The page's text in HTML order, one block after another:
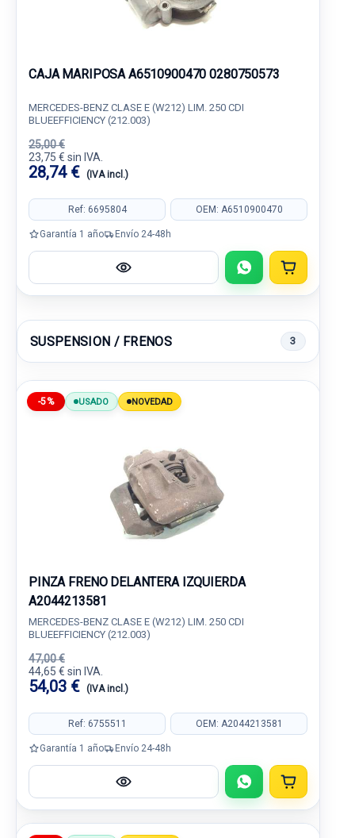
CAJA MARIPOSA A6510900470 0280750573
MERCEDES-BENZ CLASE E (W212) LIM. 250 CDI
BLUEEFFICIENCY (212.003)
25,00 €
23,75 € sin IVA.
28,74 € (IVA incl.)
Ref: 6695804 OEM: A6510900470
Garantía 1 año Envío 24-48h
SUSPENSION / FRENOS 3
-5% USADO NOVEDAD
PINZA FRENO DELANTERA IZQUIERDA
A2044213581
MERCEDES-BENZ CLASE E (W212) LIM. 250 CDI
BLUEEFFICIENCY (212.003)
47,00 €
44,65 € sin IVA.
54,03 € (IVA incl.)
Ref: 6755511 OEM: A2044213581
Garantía 1 año Envío 24-48h